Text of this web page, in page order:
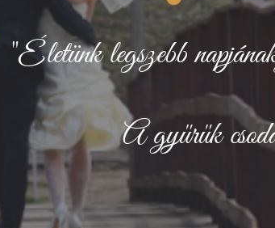
"Életünk legszebb
A gyűrűk